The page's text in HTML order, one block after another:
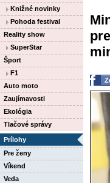
Knižné novinky
Pohoda festival
Reality show
SuperStar
Šport
F1
Auto moto
Zaujímavosti
Ekológia
Tlačové správy
Prílohy
Pre ženy
Víkend
Veda